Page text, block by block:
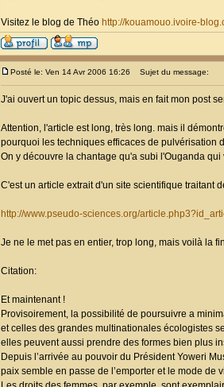
Visitez le blog de Théo http://kouamouo.ivoire-
Posté le: Ven 14 Avr 2006 16:26 Sujet du message:
J'ai ouvert un topic dessus, mais en fait mon post
Attention, l'article est long, très long. mais il
pourquoi les techniques efficaces de pulvérisation
On y découvre la chantage qu'a subi l'Ouganda
C'est un article extrait d'un site scientifique traitant
http://www.pseudo-sciences.org/
Je ne le met pas en entier, trop long, mais voilà la
Citation:
Et maintenant !
Provisoirement, la possibilité de poursuivre a
et celles des grandes multinationales écologistes
elles peuvent aussi prendre des formes bien plus
Depuis l’arrivée au pouvoir du Président Yoweri
paix semble en passe de l’emporter et le mode de